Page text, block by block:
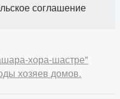
соглашение
хора-шастре"
хозяев домов.